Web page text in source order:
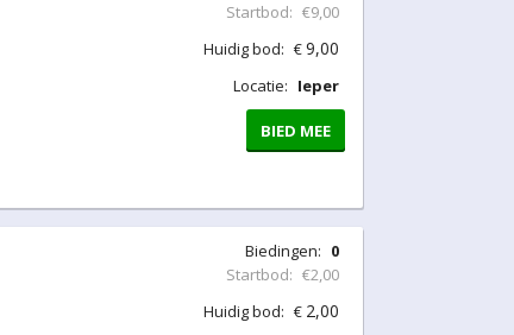
Startbod: €9,00
Huidig bod: €9,00
Locatie: Ieper
BIED MEE
Biedingen: 0
Startbod: €2,00
Huidig bod: € 2,00